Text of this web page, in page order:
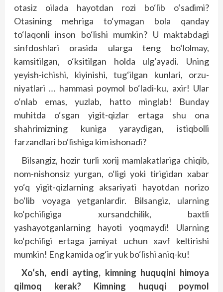
otasiz oilada hayotdan rozi bo‘lib o‘sadimi?
Otasining mehriga to‘ymagan bola qanday
to‘laqonli inson bo‘lishi mumkin? U maktabdagi
sinfdoshlari orasida ularga teng bo‘lolmay,
kamsitilgan, o‘ksitilgan holda ulg‘ayadi. Uning
yeyish-ichishi, kiyinishi, tug‘ilgan kunlari, orzu-
niyatlari … hammasi poymol bo‘ladi-ku, axir! Ular
o‘nlab emas, yuzlab, hatto minglab! Bunday
muhitda o‘sgan yigit-qizlar ertaga shu ona
shahrimizning kuniga yaraydigan, istiqbolli
farzandlari bo‘lishiga kim ishonadi?
Bilsangiz, hozir turli xorij mamlakatlariga chiqib,
nom-nishonsiz yurgan, o‘ligi yoki tirigidan xabar
yo‘q yigit-qizlarning aksariyati hayotdan norizo
bo‘lib voyaga yetganlardir. Bilsangiz, ularning
ko‘pchiligiga xursandchilik, baxtli
yashayotganlarning hayoti yoqmaydi! Ularning
ko‘pchiligi ertaga jamiyat uchun xavf keltirishi
mumkin! Eng kamida og‘ir yuk bo‘lishi aniq-ku!
Xo‘sh, endi ayting, kimning huquqini himoya
qilmoq kerak? Kimning huquqi poymol